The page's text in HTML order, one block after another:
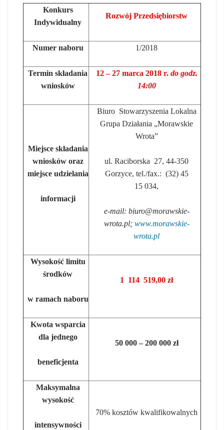
Konkurs
Indywidualny
Rozwój Przedsiębiorstw
Numer naboru 1/2018
Termin składania
wniosków
12 – 27 marca 2018 r. do godz.
14:00
Miejsce składania
wniosków oraz
miejsce udzielania
informacji
Biuro Stowarzyszenia Lokalna
Grupa Działania „Morawskie
Wrota”
ul. Raciborska 27, 44-350
Gorzyce, tel./fax.: (32) 45
15 034,
e-mail: biuro@morawskie-
wrota.pl; www.morawskie-
wrota.pl
Wysokość limitu
środków
w ramach naboru
1 114 519,00 zł
Kwota wsparcia
dla jednego
beneficjenta
50 000 – 200 000 zł
Maksymalna
wysokość
intensywności
70% kosztów kwalifikowalnych